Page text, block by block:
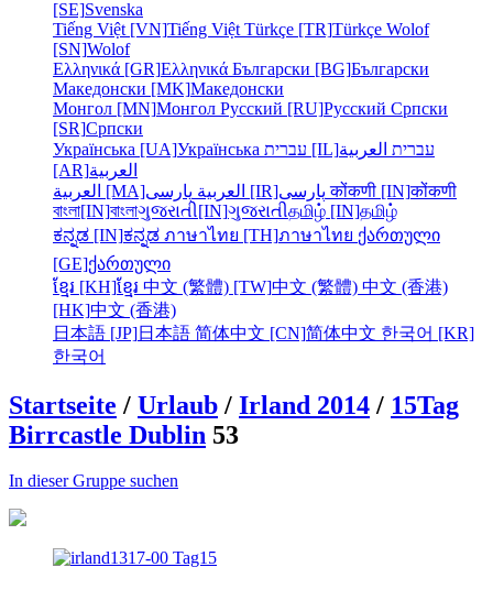
[SE]Svenska
Tiếng Việt [VN]Tiếng Việt Türkçe [TR]Türkçe Wolof
[SN]Wolof
Ελληνικά [GR]Ελληνικά Български [BG]Български
Македонски [MK]Македонски
Монгол [MN]Монгол Русский [RU]Русский Српски
[SR]Српски
Українська [UA]Українська עברית [IL] עברית العربية
[AR]العربية
العربية [MA]
العربية پارسی [IR] پارسیकोंकणी [IN]कोंकणी
বাংলা[IN]বাংলাગુજરાતી[IN]ગુજરાતીதமிழ் [IN]தமிழ்
ಕನ್ನಡ [IN]ಕನ್ನಡ ภาษาไทย [TH]ภาษาไทย ქართული
[GE]ქართული
ខ្មែរ [KH]ខ្មែរ 中文 (繁體) [TW]中文 (繁體) 中文 (香港)
[HK]中文 (香港)
日本語 [JP]日本語 简体中文 [CN]简体中文 한국어 [KR]
한국어
Startseite / Urlaub / Irland 2014 / 15Tag
Birrcastle Dublin 53
In dieser Gruppe suchen